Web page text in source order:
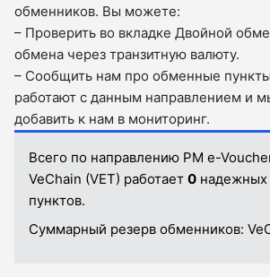
обменников. Вы можете:
– Проверить во вкладкe Двойной
обмена через транзитную валюту.
– Сообщить нам про обменные
работают с данным направлением и
добавить к нам в мониторинг.
Всего по направлению PM e-
VeChain (VET) работает 0
пунктов.
Суммарный резерв обменников: